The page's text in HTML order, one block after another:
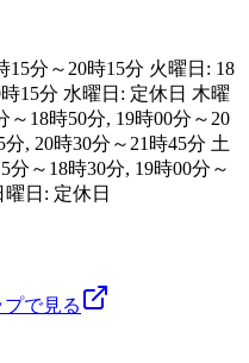
15分～20時15分 火曜日: 18
15分 水曜日: 定休日 木曜
～18時50分, 19時00分～20
, 20時30分～21時45分 土
分～18時30分, 19時00分～
曜日: 定休日
プで見る